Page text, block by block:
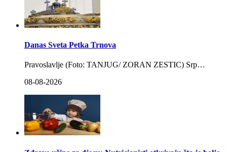
Danas Sveta Petka Trnova
Pravoslavlje (Foto: TANJUG/ ZORAN ZESTIC) Srp…
08-08-2026